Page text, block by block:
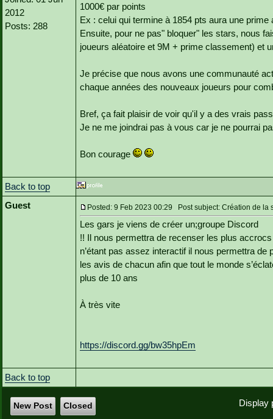
2012
Posts: 288
1000€ par points
Ex : celui qui termine à 1854 pts aura une
Ensuite, pour ne pas" bloquer" les stars, nous
joueurs aléatoire et 9M + prime classement) et
Je précise que nous avons une communauté
chaque années des nouveaux joueurs pour
Bref, ça fait plaisir de voir qu'il y a des vrais
Je ne me joindrai pas à vous car je ne pourrai
Bon courage
Back to top
Guest
Posted: 9 Feb 2023 00:29 Post subject: Création de la
Les gars je viens de créer un;groupe Discord
!! Il nous permettra de recenser les plus
n’étant pas assez interactif il nous permettra
les avis de chacun afin que tout le monde
plus de 10 ans
À très vite
https://discord.gg/bw35hpEm
Back to top
Display
New Post Closed